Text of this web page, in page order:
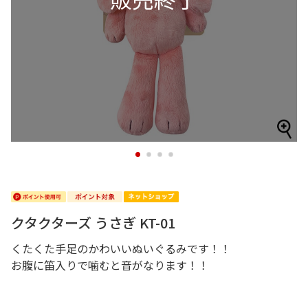
1 2 3 4
クタクターズ うさぎ KT-01
くたくた手足のかわいいぬいぐるみです！！
お腹に笛入りで噛むと音がなります！！